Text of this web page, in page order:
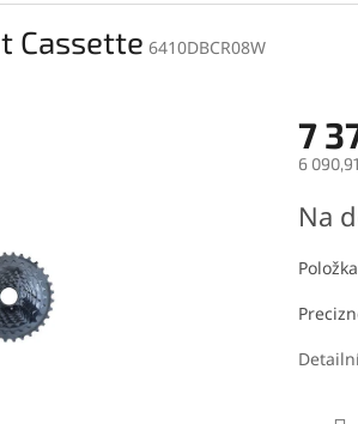
Cassette 6410DBCR08W
7
6
cena:
Na